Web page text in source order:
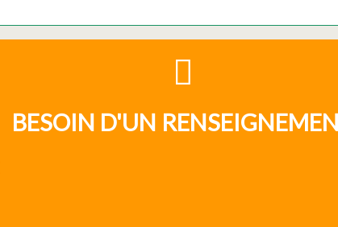
BESOIN D'UN